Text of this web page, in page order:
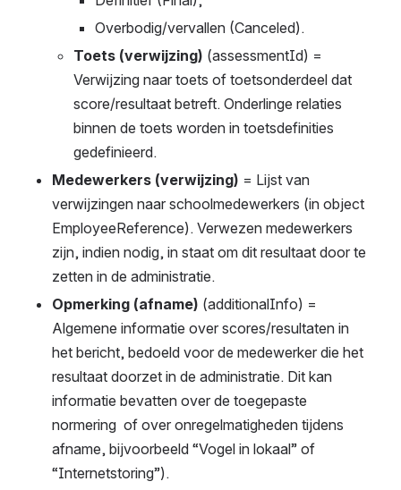
Overbodig/vervallen (Canceled).
Toets (verwijzing) (assessmentId) =
Verwijzing naar toets of toetsonderdeel dat
score/resultaat betreft. Onderlinge relaties
binnen de toets worden in toetsdefinities
gedefinieerd.
Medewerkers (verwijzing) = Lijst van
verwijzingen naar schoolmedewerkers (in object
EmployeeReference). Verwezen medewerkers
zijn, indien nodig, in staat om dit resultaat door te
zetten in de administratie.
Opmerking (afname) (additionalInfo) =
Algemene informatie over scores/resultaten in
het bericht, bedoeld voor de medewerker die het
resultaat doorzet in de administratie. Dit kan
informatie bevatten over de toegepaste
normering  of over onregelmatigheden tijdens
afname, bijvoorbeeld “Vogel in lokaal” of
“Internetstoring”).